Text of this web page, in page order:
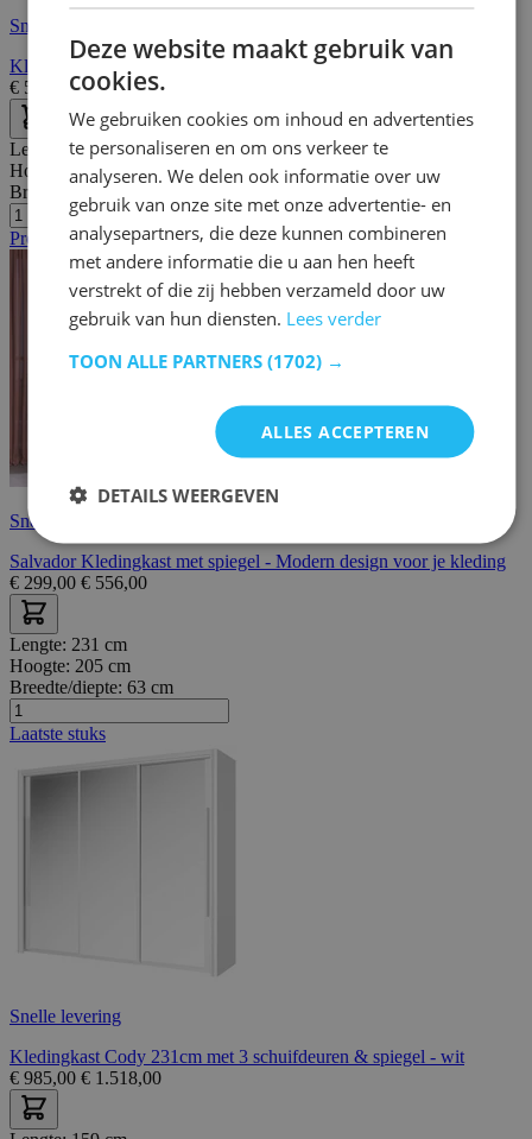
Snelle levering
Kledingkast Birger 100 cm 2 deuren - wit
€ 539,00 €849,00
Lengte:150 cm
Hoogte:200 cm
Breedte/diepte:
Promo
Snelle levering
Salvador Kledingkast met spiegel - Modern design voor je kleding
€ 299,00 € 556,00
Lengte: 231 cm
Hoogte: 205 cm
Breedte/diepte: 63 cm
Laatste stuks
Snelle levering
Kledingkast Cody 231cm met 3 schuifdeuren & spiegel - wit
€ 985,00 € 1.518,00
Deze website maakt gebruik van
cookies.
We gebruiken cookies om inhoud en advertenties
te personaliseren en om ons verkeer te
analyseren. We delen ook informatie over uw
gebruik van onze site met onze advertentie- en
analysepartners, die deze kunnen combineren
met andere informatie die u aan hen heeft
verstrekt of die zij hebben verzameld door uw
gebruik van hun diensten. Lees verder
TOON ALLE PARTNERS (1702) →
ALLES ACCEPTEREN
DETAILS WEERGEVEN